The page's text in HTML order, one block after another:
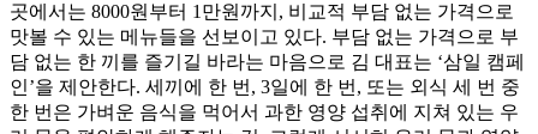
곳에서는 8000원부터 1만원까지, 비교적 부담 없는 가격으로
맛볼 수 있는 메뉴들을 선보이고 있다. 부담 없는 가격으로 부
담 없는 한 끼를 즐기길 바라는 마음으로 김 대표는 ‘삼일 캠페
인’을 제안한다. 세끼에 한 번, 3일에 한 번, 또는 외식 세 번 중
한 번은 가벼운 음식을 먹어서 과한 영양 섭취에 지쳐 있는 우